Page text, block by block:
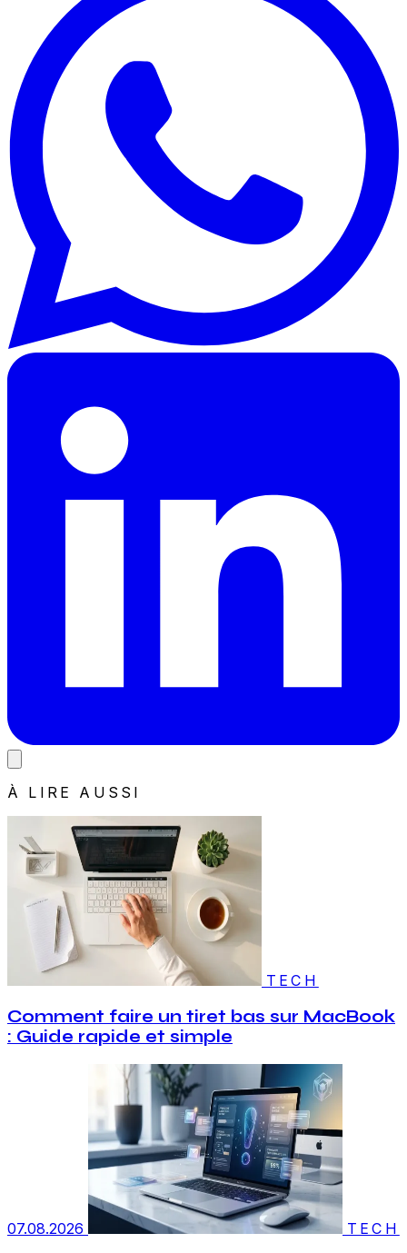
À LIRE AUSSI
TECH
Comment faire un tiret bas sur MacBook
: Guide rapide et simple
07.08.2026 TECH